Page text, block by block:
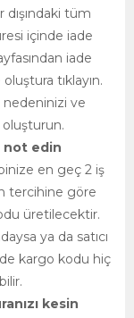
dışındaki tüm
içinde iade
iade
tıklayın.
ve
not edin
en geç 2 iş
tercihine göre
üretilecektir.
ya da satıcı
kargo kodu hiç
kesin